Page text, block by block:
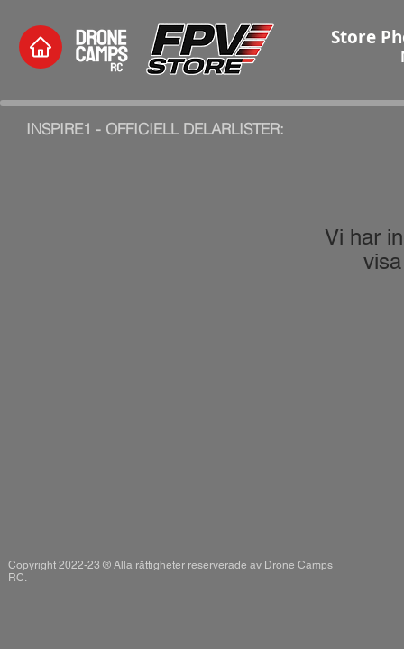
Store
INSPIRE1 - OFFICIELL DELARLISTER:
Vi har
Copyright 2022-23 ® Alla rättigheter reserverade av Drone Camps
RC.